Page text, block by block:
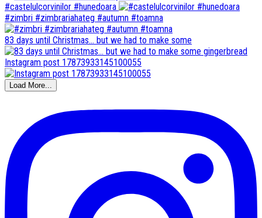
#castelulcorvinilor #hunedoara
#zimbri #zimbrariahateg #autumn #toamna
83 days until Christmas... but we had to make some
Instagram post 17873933145100055
Load More...